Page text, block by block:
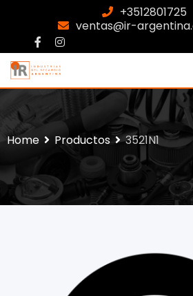
+3512801725
ventas@ir-
Home Productos 3521N1